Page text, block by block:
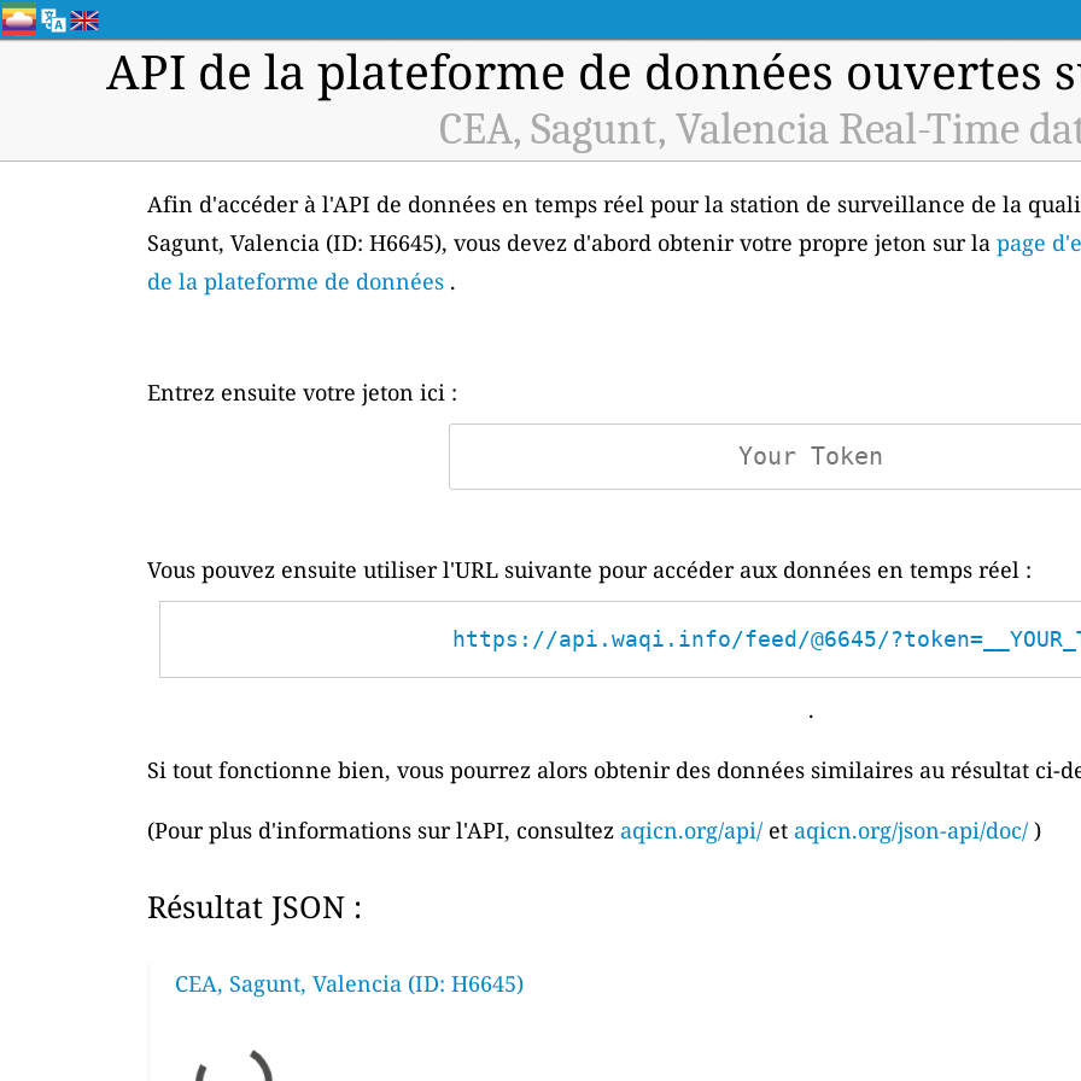
API de la plateforme de données ouvertes
CEA, Sagunt, Valencia Real-Time
Afin d'accéder à l'API de données en temps réel pour la station de surveillance de la
Sagunt, Valencia (ID: H6645), vous devez d'abord obtenir votre propre jeton sur la page
de la plateforme de données .
Entrez ensuite votre jeton ici :
Vous pouvez ensuite utiliser l'URL suivante pour accéder aux données en temps réel :
https://api.waqi.info/feed/@6645/
.
Si tout fonctionne bien, vous pourrez alors obtenir des données similaires au résultat ci-
(Pour plus d'informations sur l'API, consultez aqicn.org/api/ et aqicn.org/json-api/doc/ )
Résultat JSON :
CEA, Sagunt, Valencia (ID: H6645)